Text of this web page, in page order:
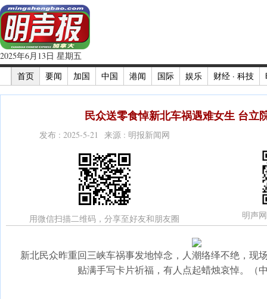
2025年6月13日 星期五
首页
要闻 加国 中国 港闻 国际 娱乐 财经 · 科技
民众送零食悼新北车祸遇难女生 台立
发布 : 2025-5-21 来源 : 明报新闻网
用微信扫描二维码，分享至好友和朋友圈 明声
新北民众昨重回三峡车祸事发地悼念，人潮络绎不绝，现
贴满手写卡片祈福，有人点起蜡烛哀悼。（